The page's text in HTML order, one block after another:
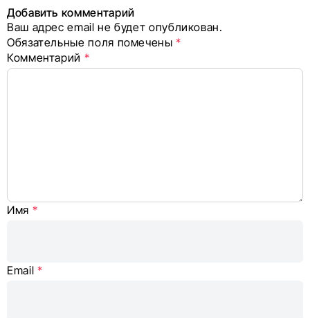
в соцсетях
Добавить комментарий
Ваш адрес email не будет опубликован.
Обязательные поля помечены*
Комментарий *
Имя *
Email *
Alternative: